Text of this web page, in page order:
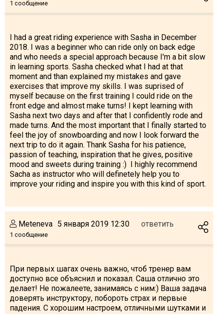
1 сообщение
I had a great riding experience with Sasha in December
2018. I was a beginner who can ride only on back edge
and who needs a special approach because I'm a bit slow
in learning sports. Sasha checked what I had at that
moment and than explained my mistakes and gave
exercises that improve my skills. I was suprised of
myself because on the first training I could ride on the
front edge and almost make turns! I kept learning with
Sasha next two days and after that I confidently rode and
made turns. And the most important that I finally started to
feel the joy of snowboarding and now I look forward the
next trip to do it again. Thank Sasha for his patience,
passion of teaching, inspiration that he gives, positive
mood and sweets during training :) I highly recommend
Sacha as instructor who will definetely help you to
improve your riding and inspire you with this kind of sport.
Meteneva
1 сообщение
5 января 2019 12:30 ответить
При первых шагах очень важно, чтоб тренер вам
доступно все объяснил и показал. Саша отлично это
делает! Не пожалеете, занимаясь с ним:) Ваша задача
доверять инструктору, побороть страх и первые
падения. С хорошим настроем, отличными шутками и